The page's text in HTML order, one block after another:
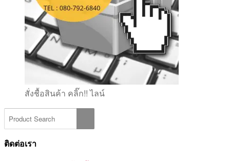
สั่งชื้อสินค้า คลิ๊ก!! ไลน์
ติดต่อเรา